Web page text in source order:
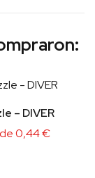
– DIVER
0,44€